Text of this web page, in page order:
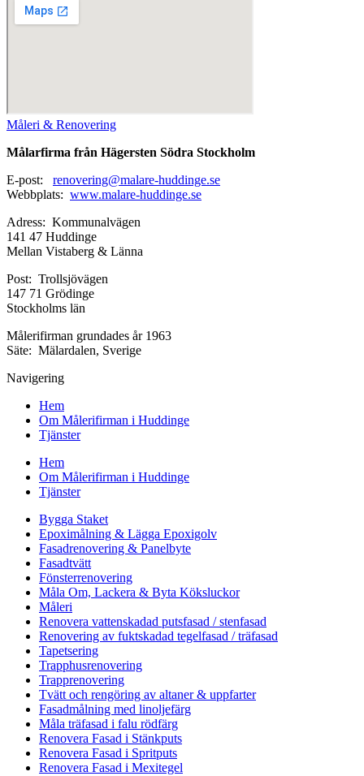
Måleri & Renovering
Målarfirma från Hägersten Södra Stockholm
E-post: renovering@malare-huddinge.se
Webbplats: www.malare-huddinge.se
Adress: Kommunalvägen
141 47 Huddinge
Mellan Vistaberg & Länna
Post: Trollsjövägen
147 71 Grödinge
Stockholms län
Målerifirman grundades år 1963
Säte: Mälardalen, Sverige
Navigering
Hem
Om Målerifirman i Huddinge
Tjänster
Hem
Om Målerifirman i Huddinge
Tjänster
Bygga Staket
Epoximålning & Lägga Epoxigolv
Fasadrenovering & Panelbyte
Fasadtvätt
Fönsterrenovering
Måla Om, Lackera & Byta Köksluckor
Måleri
Renovera vattenskadad putsfasad / stenfasad
Renovering av fuktskadad tegelfasad / träfasad
Tapetsering
Trapphusrenovering
Trapprenovering
Tvätt och rengöring av altaner & uppfarter
Fasadmålning med linoljefärg
Måla träfasad i falu rödfärg
Renovera Fasad i Stänkputs
Renovera Fasad i Spritputs
Renovera Fasad i Mexitegel